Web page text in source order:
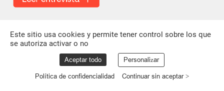
Este sitio usa cookies y permite tener control sobre los que
se autoriza activar o no
Aceptar todo Personalizar
Política de confidencialidad Continuar sin aceptar >